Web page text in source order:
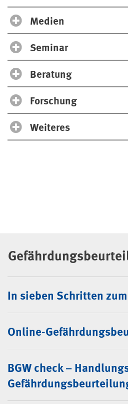
Medien
Seminar
Beratung
Forschung
Weiteres
In sieben Schritten
Online-
BGW check –